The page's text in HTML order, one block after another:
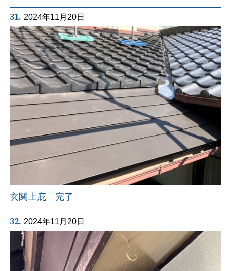
31. 2024年11月20日
玄関上庇 完了
32. 2024年11月20日